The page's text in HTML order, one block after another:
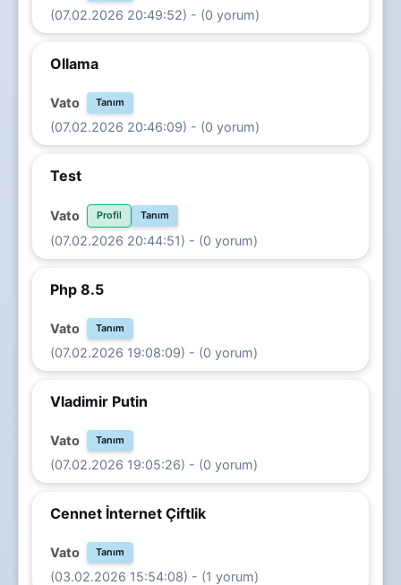
(07.02.2026 20:49:52) - (0 yorum)
Ollama
Vato Tanım
(07.02.2026 20:46:09) - (0 yorum)
Test
Vato Profil Tanım
(07.02.2026 20:44:51) - (0 yorum)
Php 8.5
Vato Tanım
(07.02.2026 19:08:09) - (0 yorum)
Vladimir Putin
Vato Tanım
(07.02.2026 19:05:26) - (0 yorum)
Cennet İnternet Çiftlik
Vato Tanım
(03.02.2026 15:54:08) - (1 yorum)